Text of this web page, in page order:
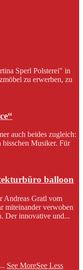
Sperl Polsterei" in
zu erwerben, zu
auch beides zugleich:
Musiker. Für
balloon
Andreas Gratl vom
miteinander verwoben
Der innovative und...
... See MoreSee Less